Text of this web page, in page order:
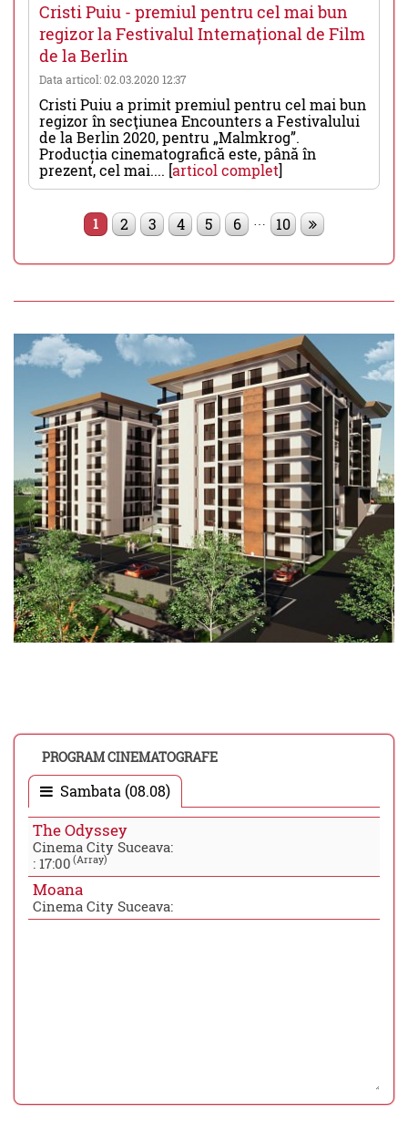
Cristi Puiu - premiul pentru cel mai bun
regizor la Festivalul Internațional de Film
de la Berlin
Data articol: 02.03.2020 12:37
Cristi Puiu a primit premiul pentru cel mai bun
regizor în secţiunea Encounters a Festivalului
de la Berlin 2020, pentru „Malmkrog”.
Producția cinematografică este, până în
prezent, cel mai.... [articol complet]
1 2 3 4 5 6 … 10
PROGRAM CINEMATOGRAFE
Sambata (08.08)
The Odyssey
Cinema City Suceava:
: 17:00 (Array)
Moana
Cinema City Suceava: